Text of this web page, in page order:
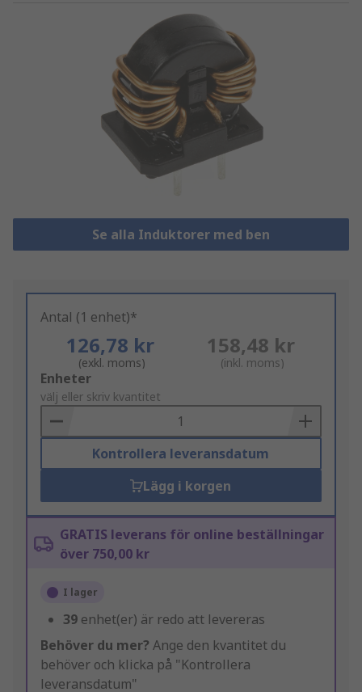
Se alla Induktorer med ben
Antal (1 enhet)*
126,78 kr
(exkl. moms)
158,48 kr
(inkl. moms)
Add
to
Basket
Enheter
välj eller skriv kvantitet
Kontrollera leveransdatum
Lägg i korgen
GRATIS leverans för online beställningar
över 750,00 kr
I lager
39 enhet(er) är redo att levereras
Behöver du mer? Ange den kvantitet du
behöver och klicka på "Kontrollera
leveransdatum"